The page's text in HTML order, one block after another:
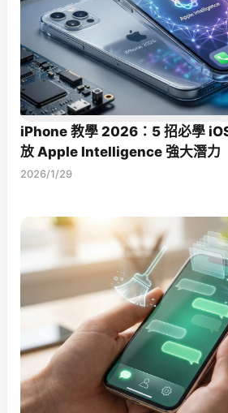
iPhone 教學 2026：5 招必學
放 Apple Intelligence 強大潛力
2026/1/29